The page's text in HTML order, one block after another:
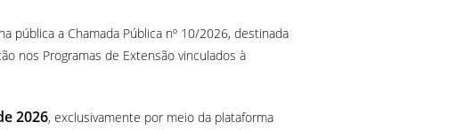
pública a Chamada Pública nº 10/2026, destinada
nos Programas de Extensão vinculados à
2026, exclusivamente por meio da plataforma